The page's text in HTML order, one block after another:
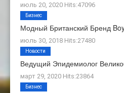
июль 20, 2020 Hits:47096
Модный Британский Бренд
июль 30, 2018 Hits:27480
Бизнес
Ведущий Эпидемиолог
март 29, 2020 Hits:23864
Новости
Бизнес